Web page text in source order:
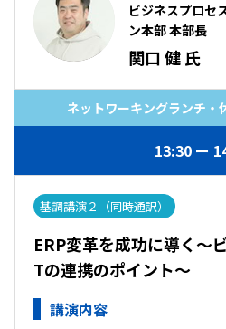
ビジネスプロセ
ン本部 本部長
関口 健 氏
ネットワーキングランチ・
13:30
基調講演２（同時通訳）
ERP変革を成功に導く～
Tの連携のポイント～
講演内容